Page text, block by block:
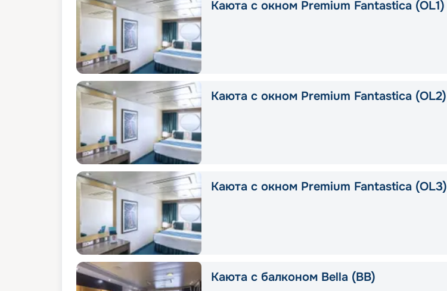
Каюта с окном Premium Fantastica (OL1)
Каюта с окном Premium Fantastica (OL2)
Каюта с окном Premium Fantastica (OL3)
Каюта с балконом Bella (BB)